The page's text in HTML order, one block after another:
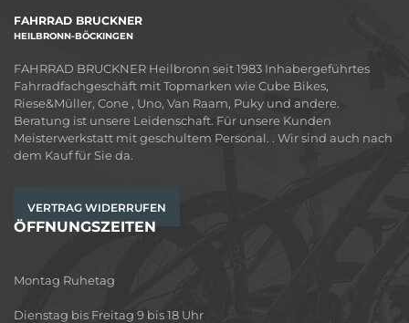
FAHRRAD BRUCKNER
HEILBRONN-BÖCKINGEN
FAHRRAD BRUCKNER Heilbronn seit 1983 Inhabergeführtes
Fahrradfachgeschäft mit Topmarken wie Cube Bikes,
Riese&Müller, Cone , Uno, Van Raam, Puky und andere.
Beratung ist unsere Leidenschaft. Für unsere Kunden
Meisterwerkstatt mit geschultem Personal. . Wir sind auch nach
dem Kauf für Sie da.
VERTRAG WIDERRUFEN
ÖFFNUNGSZEITEN
Montag Ruhetag
Dienstag bis Freitag 9 bis 18 Uhr